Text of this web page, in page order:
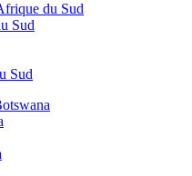
du Sud
Sud
Sud